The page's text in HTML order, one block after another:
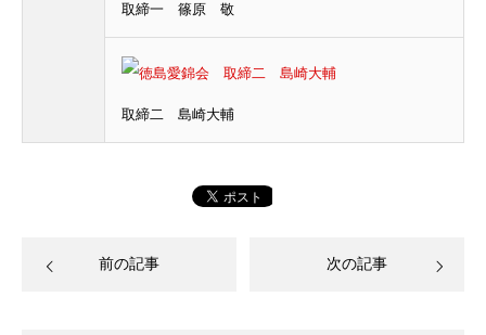
取締一 篠原 敬
取締二 島崎大輔
前の記事 次の記事